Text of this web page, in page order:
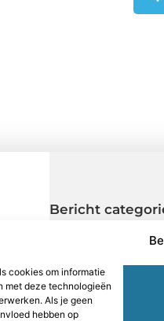
cookies om informatie
met deze technologieën
Als je geen
hebben op
Bericht
Cookiebeleid